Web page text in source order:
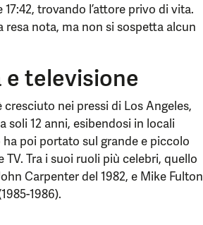
trovando l’attore privo di vita.
nota, ma non si sospetta alcun
e televisione
nei pressi di Los Angeles,
soli 12 anni, esibendosi in locali
poi portato sul grande e piccolo
Tra i suoi ruoli più celebri, quello
Carpenter del 1982, e Mike Fulton
1986).